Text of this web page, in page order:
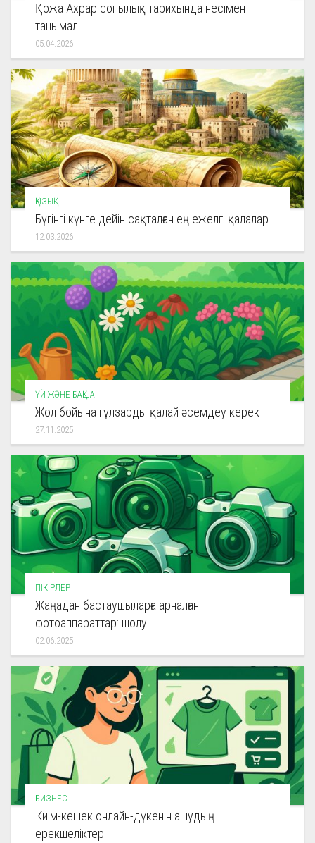
Қожа Ахрар сопылық тарихында несімен
танымал
05.04.2026
ҚЫЗЫҚ
Бүгінгі күнге дейін сақталған ең ежелгі қалалар
12.03.2026
ҮЙ ЖӘНЕ БАҚША
Жол бойына гүлзарды қалай әсемдеу керек
27.11.2025
ПІКІРЛЕР
Жаңадан бастаушыларға арналған
фотоаппараттар: шолу
02.06.2025
БИЗНЕС
Киім-кешек онлайн-дүкенін ашудың
ерекшеліктері